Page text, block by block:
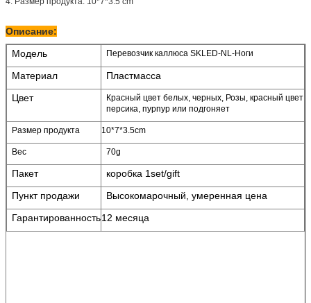
Описание:
Модель
Перевозчик каллюса SKLED-NL-Ноги
Материал
Пластмасса
Цвет
Красный цвет белых, черных, Розы, красный цвет
персика, пурпур или подгоняет
Размер продукта 10*7*3.5cm
Вес 70g
Пакет
коробка 1set/gift
Пункт продажи
Высокомарочный, умеренная цена
Гарантированность12 месяца